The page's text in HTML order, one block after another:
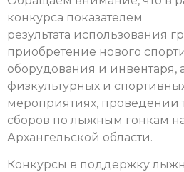
конкурса показателем
результата использования
приобретение нового
оборудования и инвентаря,
физкультурных и
мероприятиях, проведении
сборов по лыжным гонкам
Архангельской области.
Конкурсы в поддержку